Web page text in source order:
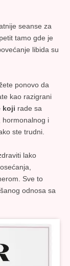
seanse za
tamo gde je
libida su
ponovo da
kao razigrani
koji rade sa
hormonalnog i
ste trudni.
lako
Sve to
odnosa sa